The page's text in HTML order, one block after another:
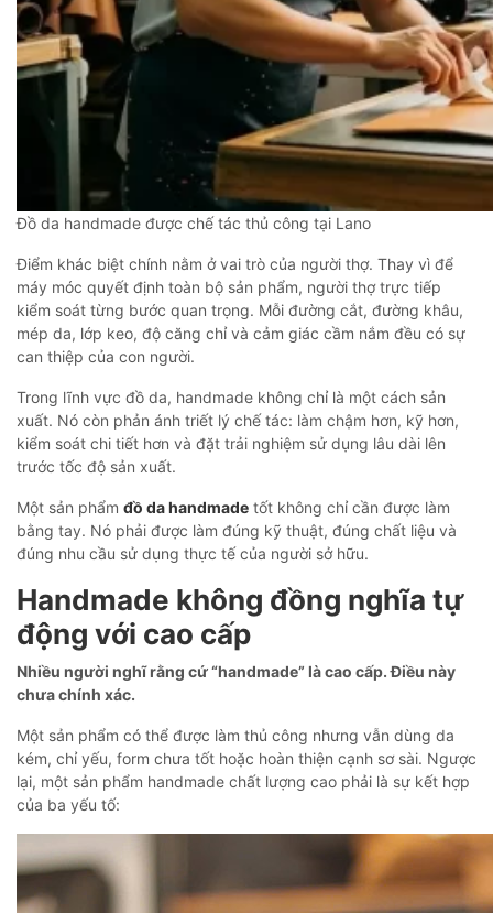
Đồ da handmade được chế tác thủ công tại Lano
Điểm khác biệt chính nằm ở vai trò của người thợ. Thay vì để
máy móc quyết định toàn bộ sản phẩm, người thợ trực tiếp
kiểm soát từng bước quan trọng. Mỗi đường cắt, đường khâu,
mép da, lớp keo, độ căng chỉ và cảm giác cầm nắm đều có sự
can thiệp của con người.
Trong lĩnh vực đồ da, handmade không chỉ là một cách sản
xuất. Nó còn phản ánh triết lý chế tác: làm chậm hơn, kỹ hơn,
kiểm soát chi tiết hơn và đặt trải nghiệm sử dụng lâu dài lên
trước tốc độ sản xuất.
Một sản phẩm đồ da handmade tốt không chỉ cần được làm
bằng tay. Nó phải được làm đúng kỹ thuật, đúng chất liệu và
đúng nhu cầu sử dụng thực tế của người sở hữu.
Handmade không đồng nghĩa tự
động với cao cấp
Nhiều người nghĩ rằng cứ “handmade” là cao cấp. Điều này
chưa chính xác.
Một sản phẩm có thể được làm thủ công nhưng vẫn dùng da
kém, chỉ yếu, form chưa tốt hoặc hoàn thiện cạnh sơ sài. Ngược
lại, một sản phẩm handmade chất lượng cao phải là sự kết hợp
của ba yếu tố: